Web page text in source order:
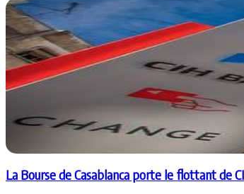
La Bourse de Casablanca porte le flottant de